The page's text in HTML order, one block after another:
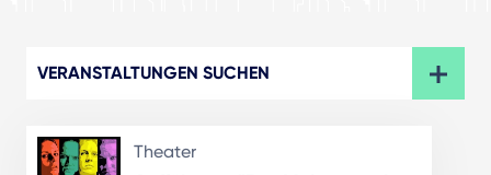
VERANSTALTUNGEN SUCHEN
Theater